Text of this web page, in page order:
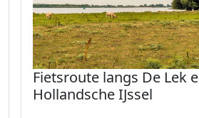
Fietsroute langs De Lek
Hollandsche IJssel